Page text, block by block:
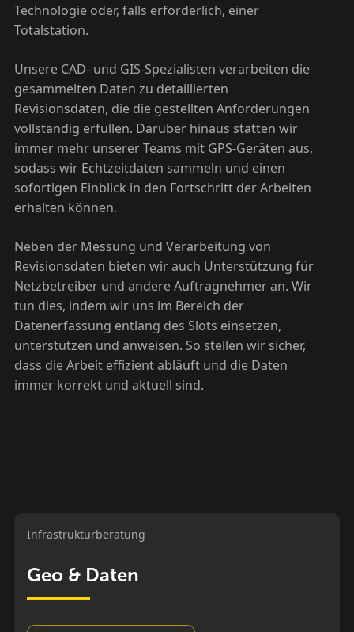
Technologie oder, falls erforderlich, einer
Totalstation.
Unsere CAD- und GIS-Spezialisten verarbeiten die
gesammelten Daten zu detaillierten
Revisionsdaten, die die gestellten Anforderungen
vollständig erfüllen. Darüber hinaus statten wir
immer mehr unserer Teams mit GPS-Geräten aus,
sodass wir Echtzeitdaten sammeln und einen
sofortigen Einblick in den Fortschritt der Arbeiten
erhalten können.
Neben der Messung und Verarbeitung von
Revisionsdaten bieten wir auch Unterstützung für
Netzbetreiber und andere Auftragnehmer an. Wir
tun dies, indem wir uns im Bereich der
Datenerfassung entlang des Slots einsetzen,
unterstützen und anweisen. So stellen wir sicher,
dass die Arbeit effizient abläuft und die Daten
immer korrekt und aktuell sind.
Infrastrukturberatung
Geo & Daten